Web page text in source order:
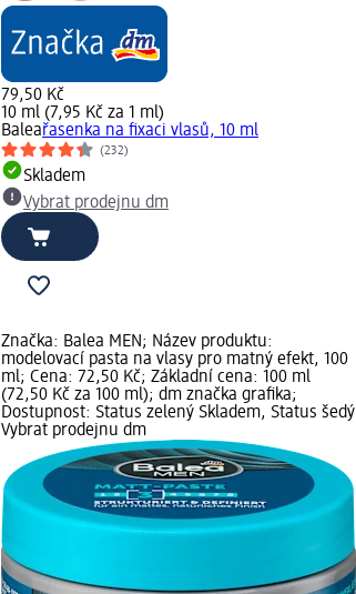
79,50 Kč
10 ml (7,95 Kč za 1 ml)
Baleařasenka na fixaci vlasů, 10 ml
(232)
Skladem
Vybrat prodejnu dm
Značka: Balea MEN; Název produktu:
modelovací pasta na vlasy pro matný efekt, 100
ml; Cena: 72,50 Kč; Základní cena: 100 ml
(72,50 Kč za 100 ml); dm značka grafika;
Dostupnost: Status zelený Skladem, Status šedý
Vybrat prodejnu dm